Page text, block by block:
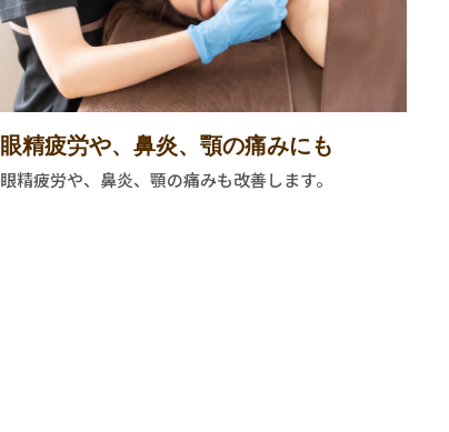
眼精疲労や、鼻炎、顎の痛みにも
眼精疲労や、鼻炎、顎の痛みも改善します。